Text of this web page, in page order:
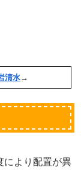
清水→
により配置が異